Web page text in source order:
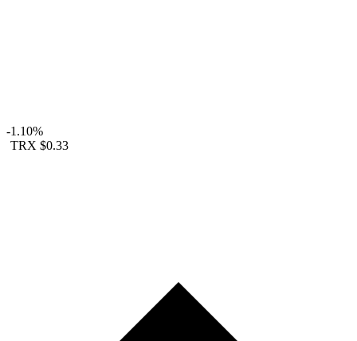
-1.10%
TRX $0.33